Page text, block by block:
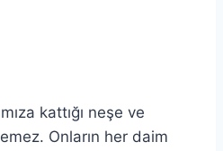
kattığı neşe ve
Onların her daim